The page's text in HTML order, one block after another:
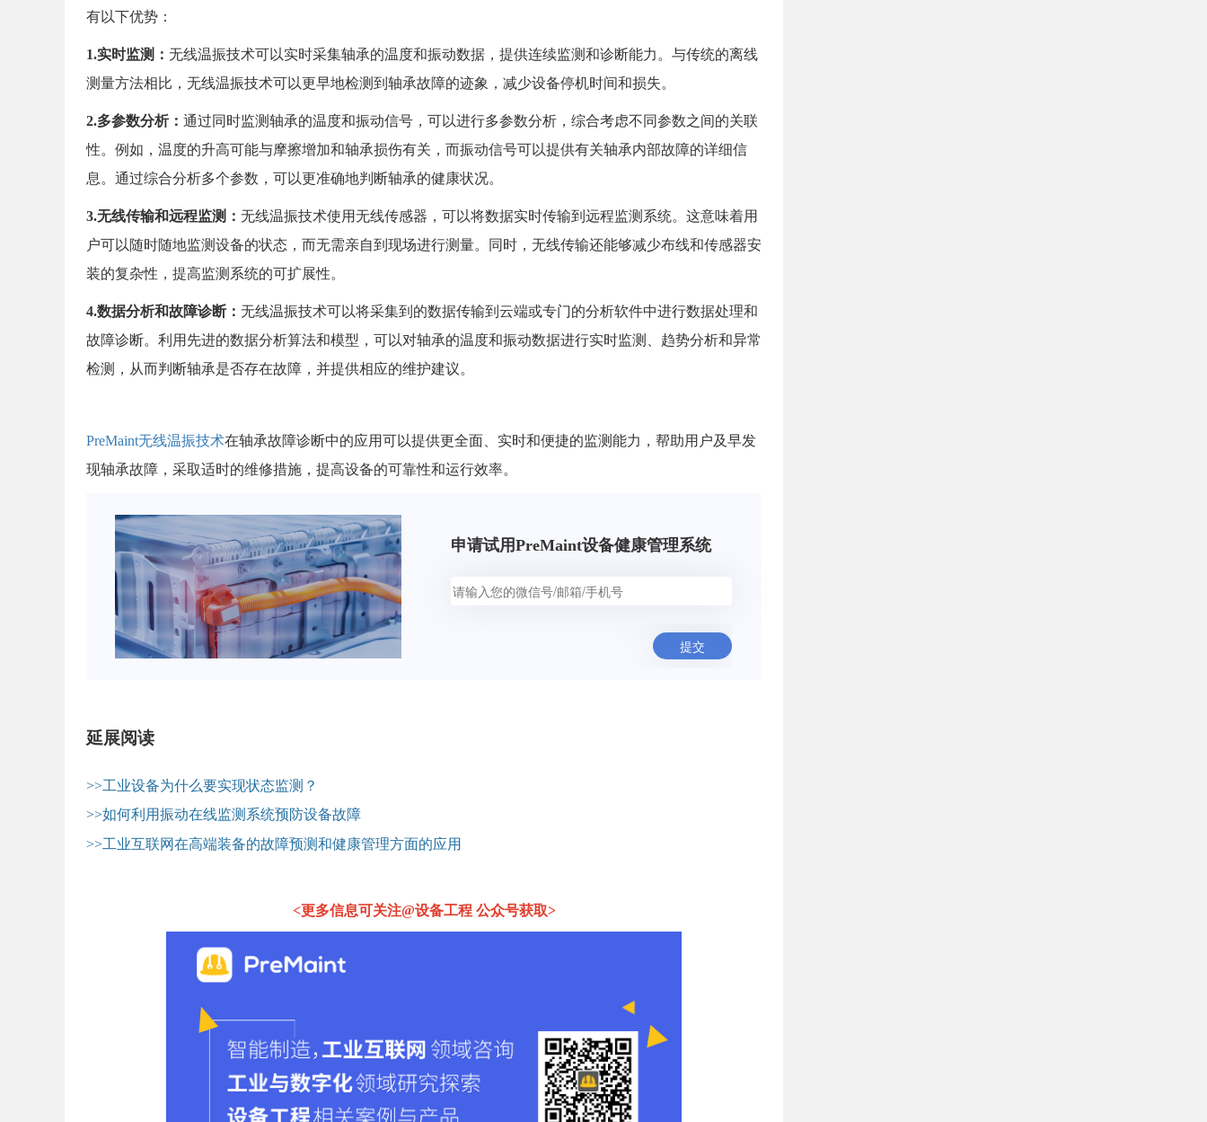
有以下优势：
1.实时监测： 无线温振技术可以实时采集轴承的温度和振动数据，提供连续监测和诊断能力。与传统的离线
测量方法相比，无线温振技术可以更早地检测到轴承故障的迹象，减少设备停机时间和损失。
2.多参数分析： 通过同时监测轴承的温度和振动信号，可以进行多参数分析，综合考虑不同参数之间的关联
性。例如，温度的升高可能与摩擦增加和轴承损伤有关，而振动信号可以提供有关轴承内部故障的详细信
息。通过综合分析多个参数，可以更准确地判断轴承的健康状况。
3.无线传输和远程监测： 无线温振技术使用无线传感器，可以将数据实时传输到远程监测系统。这意味着用
户可以随时随地监测设备的状态，而无需亲自到现场进行测量。同时，无线传输还能够减少布线和传感器安
装的复杂性，提高监测系统的可扩展性。
4.数据分析和故障诊断： 无线温振技术可以将采集到的数据传输到云端或专门的分析软件中进行数据处理和
故障诊断。利用先进的数据分析算法和模型，可以对轴承的温度和振动数据进行实时监测、趋势分析和异常
检测，从而判断轴承是否存在故障，并提供相应的维护建议。
PreMaint无线温振技术在轴承故障诊断中的应用可以提供更全面、实时和便捷的监测能力，帮助用户及早发
现轴承故障，采取适时的维修措施，提高设备的可靠性和运行效率。
申请试用PreMaint设备健康管理系统
提交
延展阅读
>>工业设备为什么要实现状态监测？
>>如何利用振动在线监测系统预防设备故障
>>工业互联网在高端装备的故障预测和健康管理方面的应用
<更多信息可关注@设备工程 公众号获取>